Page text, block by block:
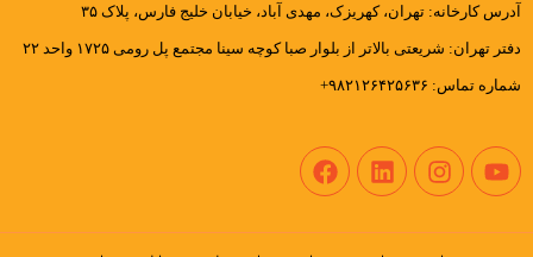
آدرس کارخانه: تهران، کهریزک، مهدی آباد، خیابان خلیج فارس، پلاک ۳۵
دفتر تهران: شریعتی بالاتر از بلوار صبا کوچه سینا مجتمع پل رومی ۱۷۲۵ واحد ۲۲
شماره تماس: ۹۸۲۱۲۶۴۲۵۶۳۶+